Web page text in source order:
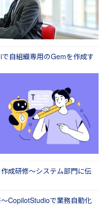
自組織専用のGemを作成す
成研修～システム部門に伝
CopilotStudioで業務自動化